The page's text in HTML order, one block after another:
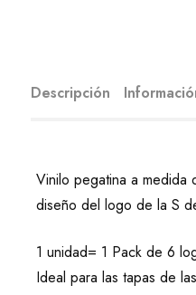
Descripción
Vinilo pegatina a medida
diseño del logo de la S
1 unidad= 1 Pack de 6
Ideal para las tapas de